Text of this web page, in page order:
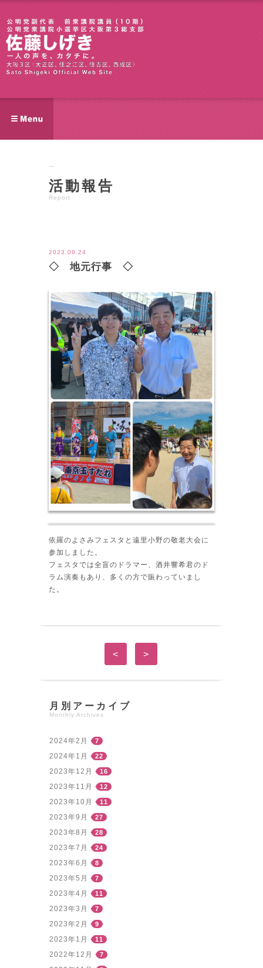
活動報告
Report
2023.09.24
◇ 地元行事 ◇
依羅のよさみフェスタと遠里小野の敬老大会に
参加しました。
フェスタでは全盲のドラマー、酒井響希君のド
ラム演奏もあり、多くの方で賑わっていまし
た。
< >
月別アーカイブ
Monthly Archives
2024年2月 7
2024年1月 22
2023年12月 16
2023年11月 12
2023年10月 11
2023年9月 27
2023年8月 28
2023年7月 24
2023年6月 8
2023年5月 7
2023年4月 11
2023年3月 7
2023年2月 9
2023年1月 11
2022年12月 7